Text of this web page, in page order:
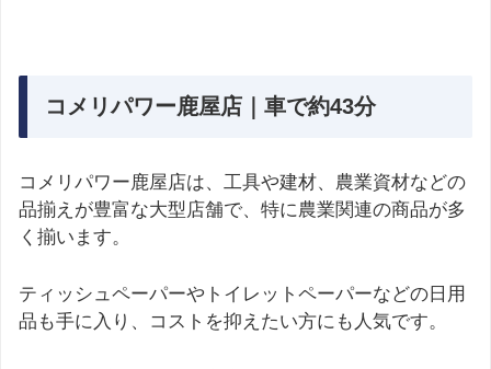
コメリパワー鹿屋店｜車で約43分
コメリパワー鹿屋店は、工具や建材、農業資材などの
品揃えが豊富な大型店舗で、特に農業関連の商品が多
く揃います。
ティッシュペーパーやトイレットペーパーなどの日用
品も手に入り、コストを抑えたい方にも人気です。